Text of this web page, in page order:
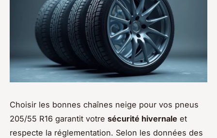
Choisir les bonnes chaînes neige pour vos pneus
205/55 R16 garantit votre sécurité hivernale et
respecte la réglementation. Selon les données des